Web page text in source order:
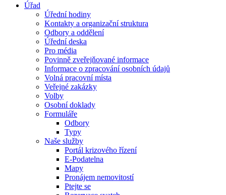
Úřad
Úřední hodiny
Kontakty a organizační struktura
Odbory a oddělení
Úřední deska
Pro média
Povinně zveřejňované informace
Informace o zpracování osobních údajů
Volná pracovní místa
Veřejné zakázky
Volby
Osobní doklady
Formuláře
Odbory
Typy
Naše služby
Portál krizového řízení
E-Podatelna
Mapy
Pronájem nemovitostí
Ptejte se